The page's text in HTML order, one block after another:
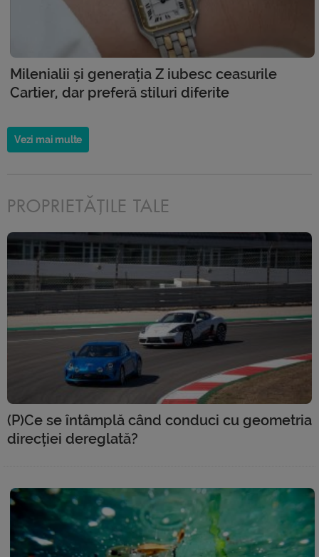
Milenialii și generația Z iubesc ceasurile
Cartier, dar preferă stiluri diferite
Vezi mai multe
PROPRIETĂȚILE TALE
(P)Ce se întâmplă când conduci cu geometria
direcției dereglată?